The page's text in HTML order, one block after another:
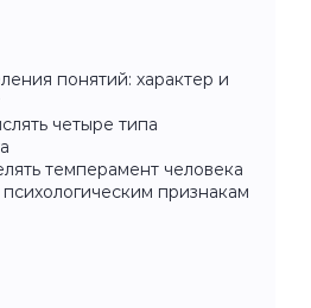
понятий: характер и
четыре типа
темперамент человека
признакам